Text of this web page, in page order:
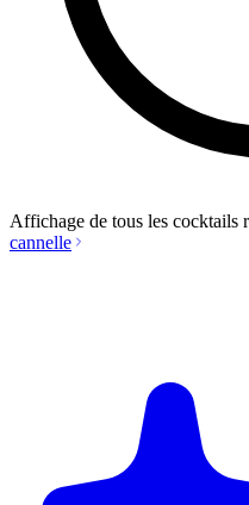
Affichage de tous les cocktails
cannelle